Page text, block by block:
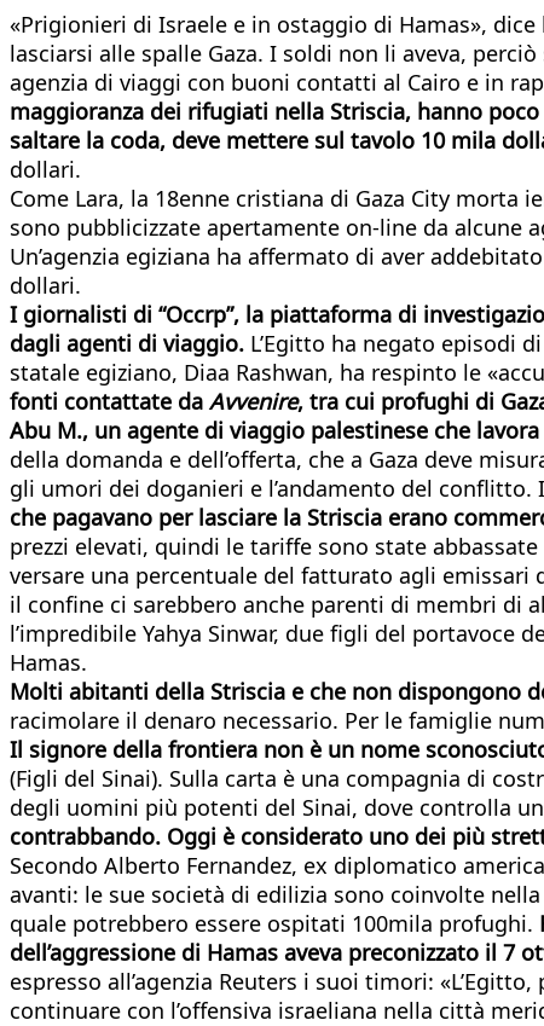
«Prigionieri di Israele e in ostaggio di Hamas»,
lasciarsi alle spalle Gaza. I soldi non li aveva,
agenzia di viaggi con buoni contatti al Cairo e in
maggioranza dei rifugiati nella Striscia, hanno
saltare la coda, deve mettere sul tavolo 10 mila
dollari.
Come Lara, la 18enne cristiana di Gaza City morta
sono pubblicizzate apertamente on-line da
Un’agenzia egiziana ha affermato di aver
dollari.
I giornalisti di “Occrp”, la piattaforma di
dagli agenti di viaggio. L’Egitto ha negato episodi
statale egiziano, Diaa Rashwan, ha respinto le
fonti contattate da Avvenire, tra cui profughi di
Abu M., un agente di viaggio palestinese che
della domanda e dell’offerta, che a Gaza deve
gli umori dei doganieri e l’andamento del conflitto.
che pagavano per lasciare la Striscia erano
prezzi elevati, quindi le tariffe sono state
versare una percentuale del fatturato agli emissari
il confine ci sarebbero anche parenti di membri di
l’impredibile Yahya Sinwar, due figli del portavoce
Hamas.
Molti abitanti della Striscia e che non dispongono
racimolare il denaro necessario. Per le famiglie
Il signore della frontiera non è un nome
(Figli del Sinai). Sulla carta è una compagnia di
degli uomini più potenti del Sinai, dove controlla
contrabbando. Oggi è considerato uno dei più
Secondo Alberto Fernandez, ex diplomatico
avanti: le sue società di edilizia sono coinvolte
quale potrebbero essere ospitati 100mila profughi.
dell’aggressione di Hamas aveva preconizzato il 7
espresso all’agenzia Reuters i suoi timori:
continuare con l’offensiva israeliana nella città